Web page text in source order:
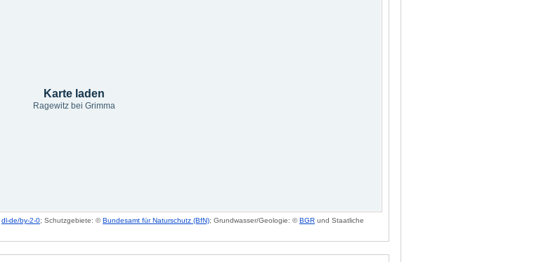
Karte laden
Ragewitz bei Grimma
dl-de/by-2-0; Schutzgebiete: ©Bundesamt für Naturschutz (BfN); Grundwasser/Geologie: ©BGR und Staatliche